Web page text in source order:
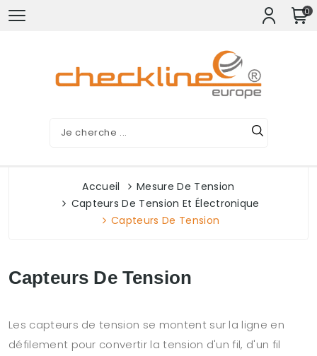
0
Accueil
Mesure De Tension
Capteurs De Tension Et Électronique
Capteurs De Tension
Capteurs De Tension
Les capteurs de tension se montent sur la ligne en
défilement pour convertir la tension d'un fil, d'un fil